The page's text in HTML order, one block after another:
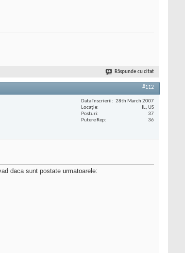
Răspunde cu citat
#112
Data înscrierii
28th March 2007
Locaţie
IL, US
Posturi
37
Putere Rep
36
daca sunt postate urmatoarele: